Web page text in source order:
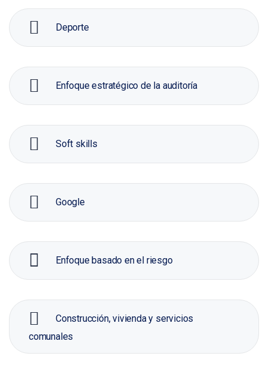
Deporte
Enfoque estratégico de la auditoría
Soft skills
Google
Enfoque basado en el riesgo
Construcción, vivienda y servicios
comunales